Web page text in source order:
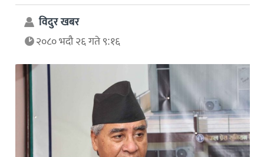
विदुर खबर
२०८० भदौ २६ गते ९:१६